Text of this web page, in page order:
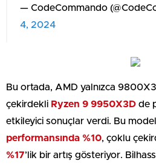
— CodeCommando
4, 2024
Bu ortada, AMD yalnızca
çekirdekli Ryzen 9 9950X3D de
etkileyici sonuçlar verdi. Bu
performansında %10, çoklu
%17’lik bir artış gösteriyor.